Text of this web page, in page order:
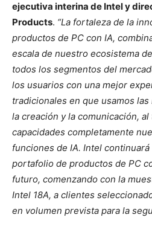
ejecutiva interina de Intel y
Products. “La fortaleza de la
productos de PC con IA,
escala de nuestro ecosistema
todos los segmentos del
los usuarios con una mejor
tradicionales en que usamos
la creación y la comunicación,
capacidades completamente
funciones de IA. Intel
portafolio de productos de PC
futuro, comenzando con la
Intel 18A, a clientes
en volumen prevista para la